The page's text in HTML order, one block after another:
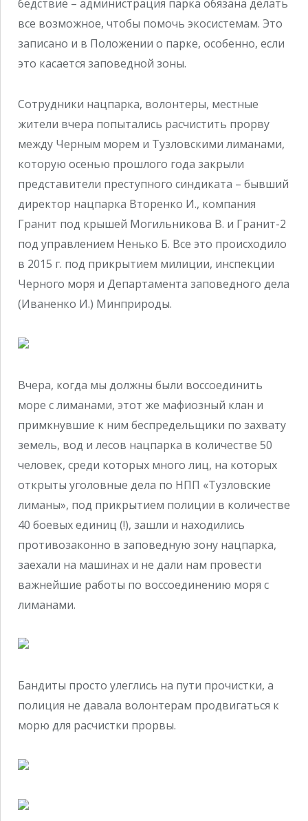
бедствие – администрация парка обязана делать
все возможное, чтобы помочь экосистемам. Это
записано и в Положении о парке, особенно, если
это касается заповедной зоны.
Сотрудники нацпарка, волонтеры, местные
жители вчера попытались расчистить прорву
между Черным морем и Тузловскими лиманами,
которую осенью прошлого года закрыли
представители преступного синдиката – бывший
директор нацпарка Вторенко И., компания
Гранит под крышей Могильникова В. и Гранит-2
под управлением Ненько Б. Все это происходило
в 2015 г. под прикрытием милиции, инспекции
Черного моря и Департамента заповедного дела
(Иваненко И.) Минприроды.
Вчера, когда мы должны были воссоединить
море с лиманами, этот же мафиозный клан и
примкнувшие к ним беспредельщики по захвату
земель, вод и лесов нацпарка в количестве 50
человек, среди которых много лиц, на которых
открыты уголовные дела по НПП «Тузловские
лиманы», под прикрытием полиции в количестве
40 боевых единиц (!), зашли и находились
противозаконно в заповедную зону нацпарка,
заехали на машинах и не дали нам провести
важнейшие работы по воссоединению моря с
лиманами.
Бандиты просто улеглись на пути прочистки, а
полиция не давала волонтерам продвигаться к
морю для расчистки прорвы.